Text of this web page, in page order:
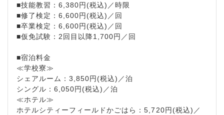
■技能教習：6,380円(税込)／時限
■修了検定：6,600円(税込)／回
■卒業検定：6,600円(税込)／回
■仮免試験：2回目以降1,700円／回
■宿泊料金
≪学校寮≫
シェアルーム：3,850円(税込)／泊
シングル：6,050円(税込)／泊
≪ホテル≫
ホテルシティーフィールドかごはら：5,720円(税込)／